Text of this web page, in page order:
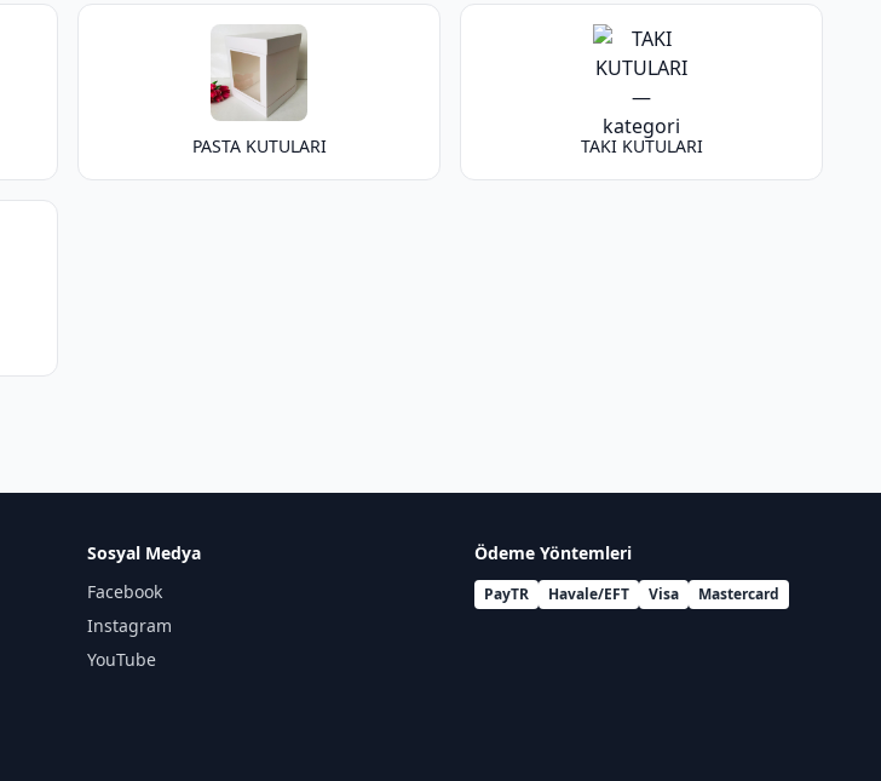
PASTA KUTULARI TAKI KUTULARI
Sosyal Medya
Facebook
Instagram
YouTube
Ödeme Yöntemleri
PayTR Havale/EFT Visa Mastercard